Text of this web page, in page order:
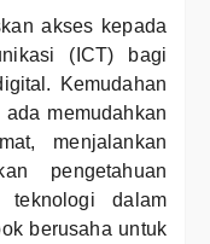
akses kepada
(ICT) bagi
Kemudahan
memudahkan
menjalankan
pengetahuan
teknologi dalam
berusaha untuk